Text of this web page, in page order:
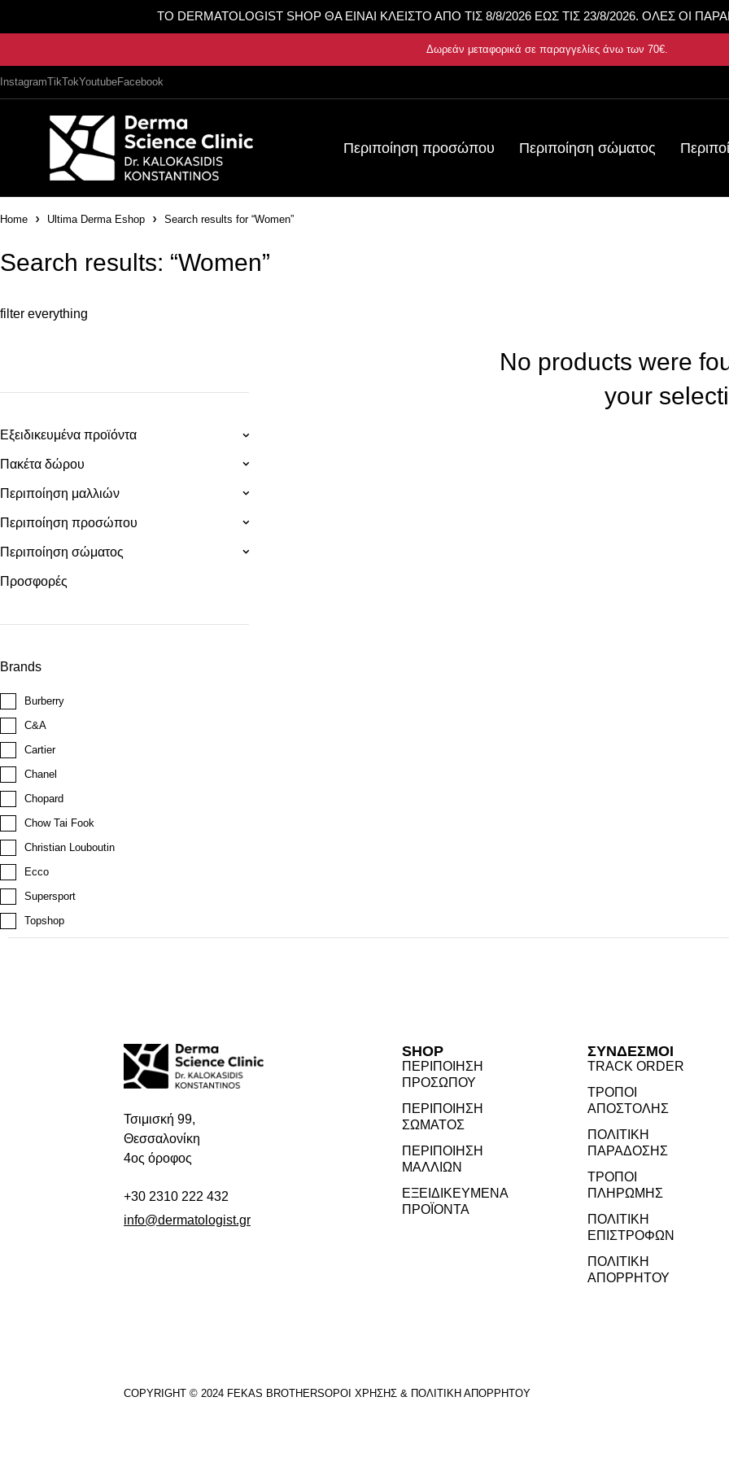
TO DERMATOLOGIST SHOP ΘΑ ΕΙΝΑΙ ΚΛΕΙΣΤΟ ΑΠΟ ΤΙΣ 8/8/2026 ΕΩΣ ΤΙΣ 23/8/2026. ΟΛΕΣ ΟΙ
Δωρεάν μεταφορικά σε παραγγελίες άνω των 70€.
InstagramTikTokYoutubeFacebook
Περιποίηση προσώπου Περιποίηση σώματος
Home Ultima Derma Eshop Search results for “Women”
Search results: “Women”
filter everything
Εξειδικευμένα προϊόντα
Πακέτα δώρου
Περιποίηση μαλλιών
Περιποίηση προσώπου
Περιποίηση σώματος
Προσφορές
Brands
Burberry
C&A
Cartier
Chanel
Chopard
Chow Tai Fook
Christian Louboutin
Ecco
Supersport
Topshop
No products were
your
Τσιμισκή 99,
Θεσσαλονίκη
4ος όροφος
+30 2310 222 432
info@dermatologist.gr
SHOP
ΠΕΡΙΠΟΊΗΣΗ
ΠΡΟΣΏΠΟΥ
ΠΕΡΙΠΟΊΗΣΗ
ΣΏΜΑΤΟΣ
ΠΕΡΙΠΟΊΗΣΗ
ΜΑΛΛΙΏΝ
ΕΞΕΙΔΙΚΕΥΜΈΝΑ
ΠΡΟΪΌΝΤΑ
ΣΎΝΔΕΣΜΟΙ
TRACK ORDER
ΤΡΌΠΟΙ
ΑΠΟΣΤΟΛΉΣ
ΠΟΛΙΤΙΚΉ
ΠΑΡΆΔΟΣΗΣ
ΤΡΌΠΟΙ
ΠΛΗΡΩΜΉΣ
ΠΟΛΙΤΙΚΉ
ΕΠΙΣΤΡΟΦΏΝ
ΠΟΛΙΤΙΚΉ
ΑΠΟΡΡΉΤΟΥ
COPYRIGHT © 2024 FEKAS BROTHERSΌΡΟΙ ΧΡΉΣΗΣ & ΠΟΛΙΤΙΚΉ ΑΠΟΡΡΉΤΟΥ